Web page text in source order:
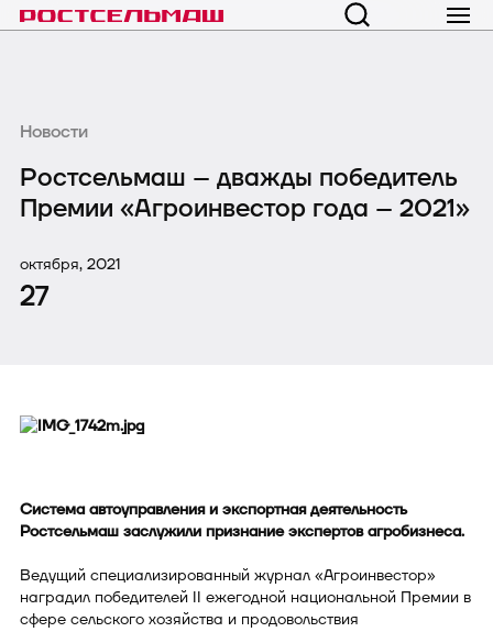
Новости
Ростсельмаш – дважды победитель
Премии «Агроинвестор года – 2021»
октября, 2021
27
Система автоуправления и экспортная деятельность
Ростсельмаш заслужили признание экспертов агробизнеса.
Ведущий специализированный журнал «Агроинвестор»
наградил победителей II ежегодной национальной Премии в
сфере сельского хозяйства и продовольствия